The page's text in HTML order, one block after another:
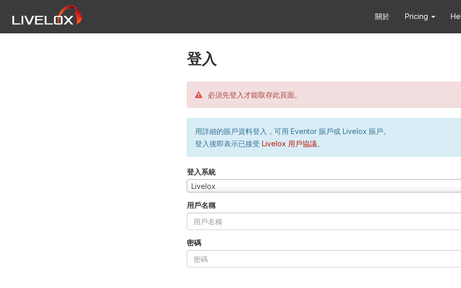
關於 Pricing
登入
必須先登入才能取存此頁面。
用詳細的賬戶資料登入，可用 Eventor 賬戶或 Livelox 賬戶。
登入後即表示已接受 Livelox 用戶協議。
登入系統
Livelox
用戶名稱
密碼